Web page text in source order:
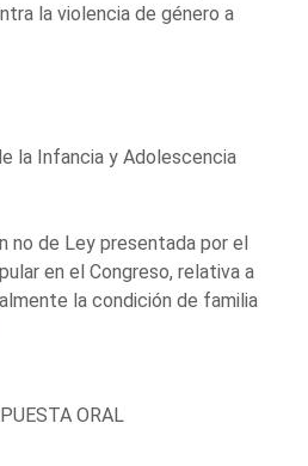
la violencia de género a
la Infancia y Adolescencia
no de Ley presentada por el
en el Congreso, relativa a
la condición de familia
ORAL